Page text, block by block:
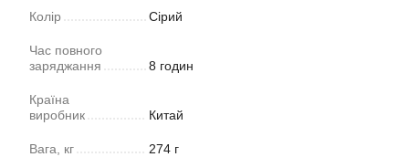
Колір Сірий
Час повного
заряджання
8 годин
Країна
виробник
Китай
Вага, кг 274 г